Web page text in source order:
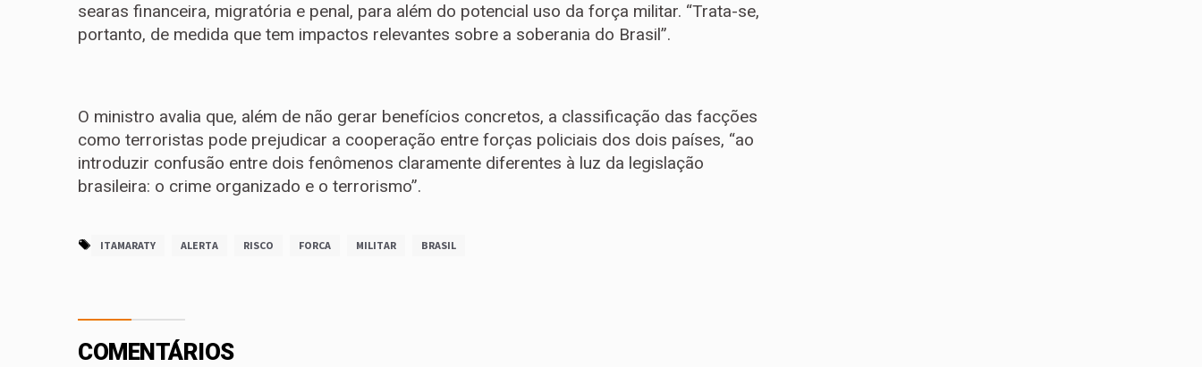
searas financeira, migratória e penal, para além do potencial uso da força militar. “Trata-se,
portanto, de medida que tem impactos relevantes sobre a soberania do Brasil”.
O ministro avalia que, além de não gerar benefícios concretos, a classificação das facções
como terroristas pode prejudicar a cooperação entre forças policiais dos dois países, “ao
introduzir confusão entre dois fenômenos claramente diferentes à luz da legislação
brasileira: o crime organizado e o terrorismo”.
ITAMARATY ALERTA RISCO FORCA MILITAR BRASIL
COMENTÁRIOS